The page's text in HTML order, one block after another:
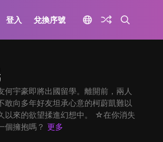
登入 兌換序號
何宇豪即將出國留學。離開前，兩人
敢向多年好友坦承心意的柯蔚凱難以
以來的欲望揉進幻想中。 ☆在你消失
個擁抱嗎？ 更多